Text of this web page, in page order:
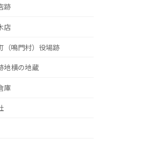
跡
店
鳴門村）役場跡
横の地蔵
庫